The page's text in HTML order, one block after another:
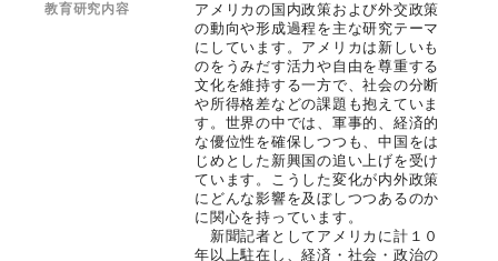
教育研究内容
アメリカの国内政策および外交政策
の動向や形成過程を主な研究テーマ
にしています。アメリカは新しいも
のをうみだす活力や自由を尊重する
文化を維持する一方で、社会の分断
や所得格差などの課題も抱えていま
す。世界の中では、軍事的、経済的
な優位性を確保しつつも、中国をは
じめとした新興国の追い上げを受け
ています。こうした変化が内外政策
にどんな影響を及ぼしつつあるのか
に関心を持っています。
新聞記者としてアメリカに計１０
年以上駐在し、経済・社会・政治の